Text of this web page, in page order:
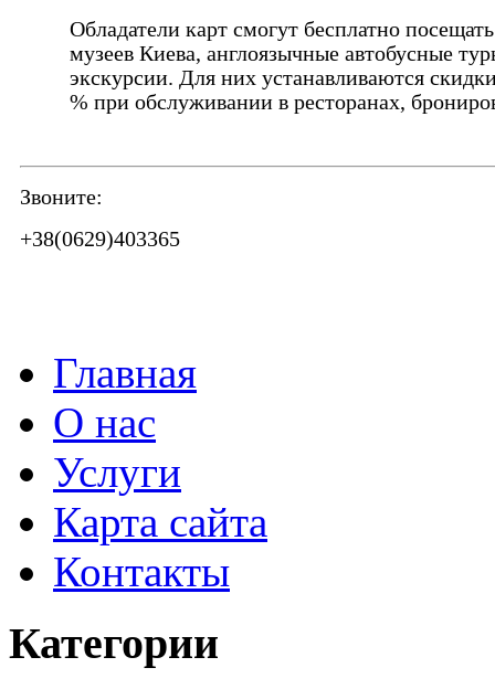
Обладатели карт смогут бесплатно
музеев Киева, англоязычные автобусные
экскурсии. Для них устанавливаются
% при обслуживании в ресторанах,
Звоните:
+38(0629)403365
Главная
О нас
Услуги
Карта сайта
Контакты
Категории